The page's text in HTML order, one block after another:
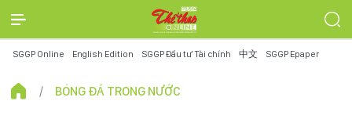
SGGP Online English Edition SGGP Đầu tư Tài chính 中文 SGGP Epaper
BÓNG ĐÁ TRONG NƯỚC